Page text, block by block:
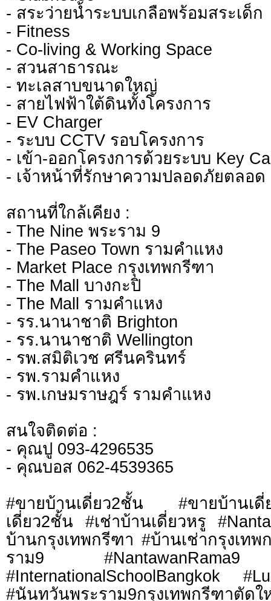
- สระว่ายน้ำระบบเกลือพร้อมสระเด็ก
- Fitness
- Co-living & Working Space
- สวนสาธารณะ
- ทะเลสาบขนาดใหญ่
- สายไฟฟ้าใต้ดินทั้งโครงการ
- EV Charger
- ระบบ CCTV รอบโครงการ
- เข้า-ออกโครงการด้วยระบบ Key
- เจ้าหน้าที่รักษาความปลอดภัยตลอด
สถานที่ใกล้เคียง :
- The Nine พระราม 9
- The Paseo Town รามคำแหง
- Market Place กรุงเทพกรีฑา
- The Mall บางกะปิ
- The Mall รามคำแหง
- รร.นานาชาติ Brighton
- รร.นานาชาติ Wellington
- รพ.สมิติเวช ศรีนครินทร์
- รพ.รามคำแหง
- รพ.เกษมราษฎร์ รามคำแหง
สนใจติดต่อ :
- คุณปู 093-4296535
- คุณบอส 062-4539365
#ขายบ้านเดี่ยว2ชั้น #ขายบ้านเ
เดี่ยว2ชั้น #เช่าบ้านเดี่ยวหรู
บ้านกรุงเทพกรีฑา #บ้านเช่ากรุงเท
ราม9 #NantawanRama9
#InternationalSchoolBangkok
#นันทวันพระราม9กรุงเทพกรี